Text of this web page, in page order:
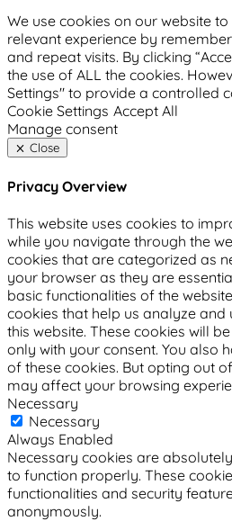
We use cookies on our website
relevant experience by
and repeat visits. By clicking
the use of ALL the cookies.
Settings" to provide a controlled
Cookie Settings Accept All
Manage consent
Close
Privacy Overview
This website uses cookies to
while you navigate through the
cookies that are categorized as
your browser as they are
basic functionalities of the
cookies that help us analyze
this website. These cookies will
only with your consent. You also
of these cookies. But opting out
may affect your browsing
Necessary
Necessary
Always Enabled
Necessary cookies are
to function properly. These
functionalities and security
anonymously.